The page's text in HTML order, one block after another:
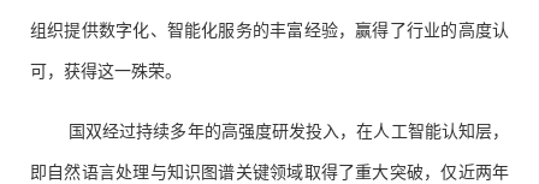
组织提供数字化、智能化服务的丰富经验，赢得了行业的高度认
可，获得这一殊荣。
国双经过持续多年的高强度研发投入，在人工智能认知层，
即自然语言处理与知识图谱关键领域取得了重大突破，仅近两年